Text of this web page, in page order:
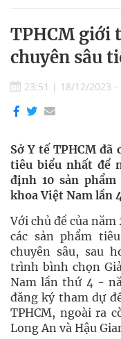
TPHCM giới
chuyên sâu
23:51 | 18/12/2023
Sở Y tế TPHCM
tiêu biểu nhất để
định 10 sản
khoa Việt Nam lần
Với chủ đề của
các sản phẩm
chuyên sâu, sau
trình bình chọn
Nam lần thứ 4 -
đăng ký tham dự
TPHCM, ngoài ra
Long An và Hậu